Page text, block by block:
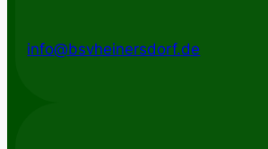
info@bsvheinersdorf.de